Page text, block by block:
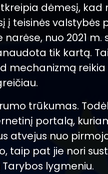
dėmesį, kad
į teisinės valstybės
nuo 2021 m.
tik kartą.
mechanizmą
trūkumas.
portalą,
atvejus nuo
taip pat jie nori
lygmeniu.